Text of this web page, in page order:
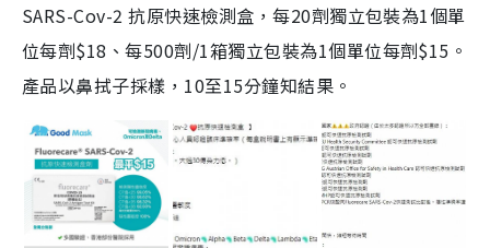
SARS-Cov-2 抗原快速檢測盒，每20劑獨立包裝為1個單
位每劑$18、每500劑/1箱獨立包裝為1個單位每劑$15。
產品以鼻拭子採樣，10至15分鐘知結果。